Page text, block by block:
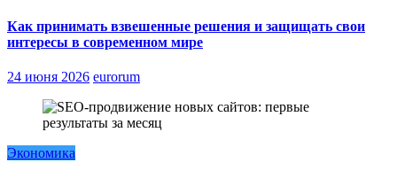
Как принимать взвешенные решения и защищать свои
интересы в современном мире
24 июня 2026 eurorum
Экономика